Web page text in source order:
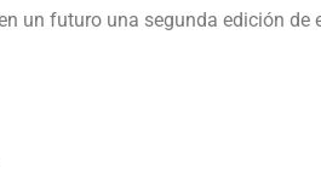
un futuro una segunda edición de